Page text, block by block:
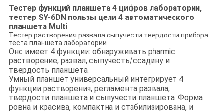
Тестер функций планшета 4 цифров лаборатории,
тестер SY-6DN пользы цели 4 автоматического
планшета Multi
Тестер растворения развала сыпучести твердости прибора
теста планшета лаборатории
Оно имеет 4 функции: обнаруживать pharmic
растворение, развал, сыпучесть/ссадину и
твердость планшета.
Умный планшет универсальный интегрирует 4
функции растворения, регламента развала,
твердости планшета и сыпучести планшета. Форма
ровна и красива, компактна и стабилизирована, и